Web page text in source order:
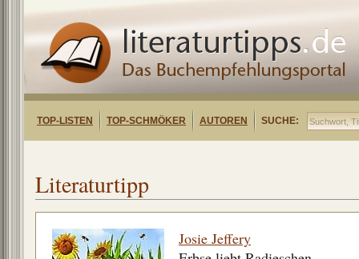
TOP-LISTEN TOP-SCHMÖKER AUTOREN SUCHE:
Literaturtipp
Josie Jeffery